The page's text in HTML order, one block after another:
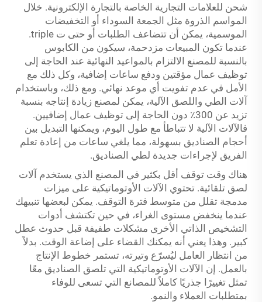
شحن للعلامات التجارية الخاصة بالتجارة الإلكترونية. خلال
المواسم الذروة مثل الجمعة السوداء أو التخفيضات
الموسمية، يمكن أن تتضاعف الطلبات أو حتى ت triple.
عندما تكون المبيعات مزدحمة، سيكون من الكابوس
بالنسبة للمصنع الالتزام بالمواعيد النهائية عند الحاجة إلى
توظيف عمال مؤقتين ودفع ساعات إضافية، وكل ذلك مع
الأمل في عدم تفويت أي موعد نهائي. ومع ذلك، وباستخدام
آلات الطي واللصق الآلية، يمكن لمصنع زيادة إنتاجه بنسبة
تزيد عن 300٪ دون الحاجة إلى توظيف عمال إضافيين.
فالآلات الآلية لا تتباطأ مع طول اليوم، ويمكنها التبديل بين
أحجام الصناديق بسهولة، مما يلغي ساعات من إعادة تعلم
الفريق لإجراءات جديدة لطي الصناديق.
هناك وقت توقف أقل بكثير في المصنع الذي يستخدم آلات
لصق تلقائية. تحتوي الآلات الأوتوماتيكية على ميزات
مدمجة تقلل من متوسط ​​فترة التوقف. يمكن لبعضها تنبيهك
عندما ينخفض مستوى الغراء، في حين تكتشف أدوات
التشخيص الذاتي الأخرى مشكلات طفيفة قبل حدوث عطل
كبير. وهذا يعني أنه يمكنك القضاء على إضاعة الوقت. بدلاً
من انتظار العامل ليُسرّع وتيرته، تستمر خطوط الإنتاج
بالعمل. إن الآلات الأوتوماتيكية التي تلصق الصناديق معًا
تمثل تغييرًا جذريًا كاملاً للمصانع التي تسعى للوفاء
بمتطلبات العملاء والنمو.